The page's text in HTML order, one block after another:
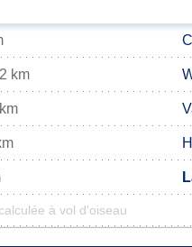
km
à vol d'oiseau